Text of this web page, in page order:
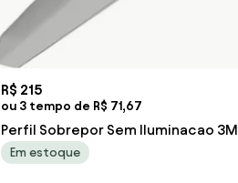
R$ 215
ou 3 tempo de R$ 71,67
Perfil Sobrepor Sem Iluminacao 3M
Fit15 - BRANCO
Em estoque